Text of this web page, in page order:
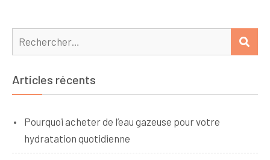
Rechercher :
Articles récents
Pourquoi acheter de l’eau gazeuse pour votre
hydratation quotidienne